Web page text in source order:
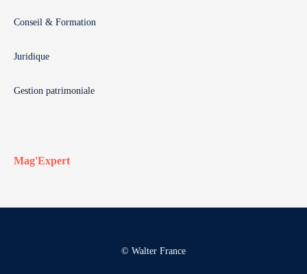
Conseil & Formation
Juridique
Gestion patrimoniale
Mag'Expert
© Walter France